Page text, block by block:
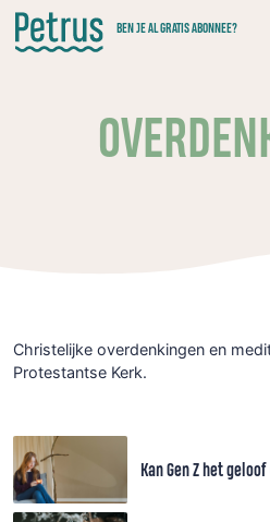
Doorgaan
naar
hoofdinhoud
BEN JE AL GRATIS ABONNEE?
Christelijke overdenkingen en
Protestantse Kerk.
Kan Gen Z het